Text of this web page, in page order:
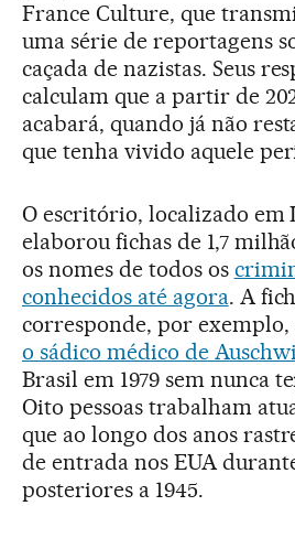
France Culture, que
uma série de reportagens
caçada de nazistas. Seus
calculam que a partir de
acabará, quando já não
que tenha vivido aquele
O escritório, localizado em
elaborou fichas de 1,7
os nomes de todos os
conhecidos até agora. A
corresponde, por
o sádico médico de
Brasil em 1979 sem nunca
Oito pessoas trabalham
que ao longo dos anos
de entrada nos EUA
posteriores a 1945.